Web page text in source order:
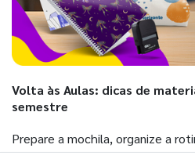
Volta às Aulas: dicas de
semestre
Prepare a mochila, organize a